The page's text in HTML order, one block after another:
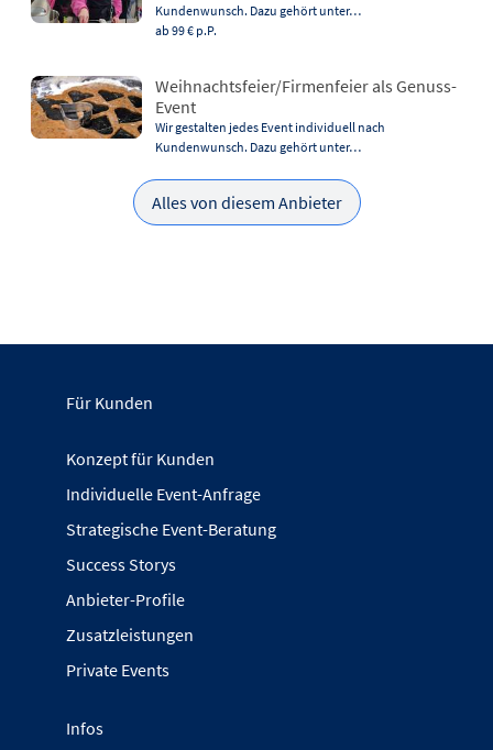
Kundenwunsch. Dazu gehört unter…
ab 99 € p.P.
Weihnachtsfeier/Firmenfeier als Genuss-
Event
Wir gestalten jedes Event individuell nach
Kundenwunsch. Dazu gehört unter…
Alles von diesem Anbieter
Für Kunden
Konzept für Kunden
Individuelle Event-Anfrage
Strategische Event-Beratung
Success Storys
Anbieter-Profile
Zusatzleistungen
Private Events
Infos